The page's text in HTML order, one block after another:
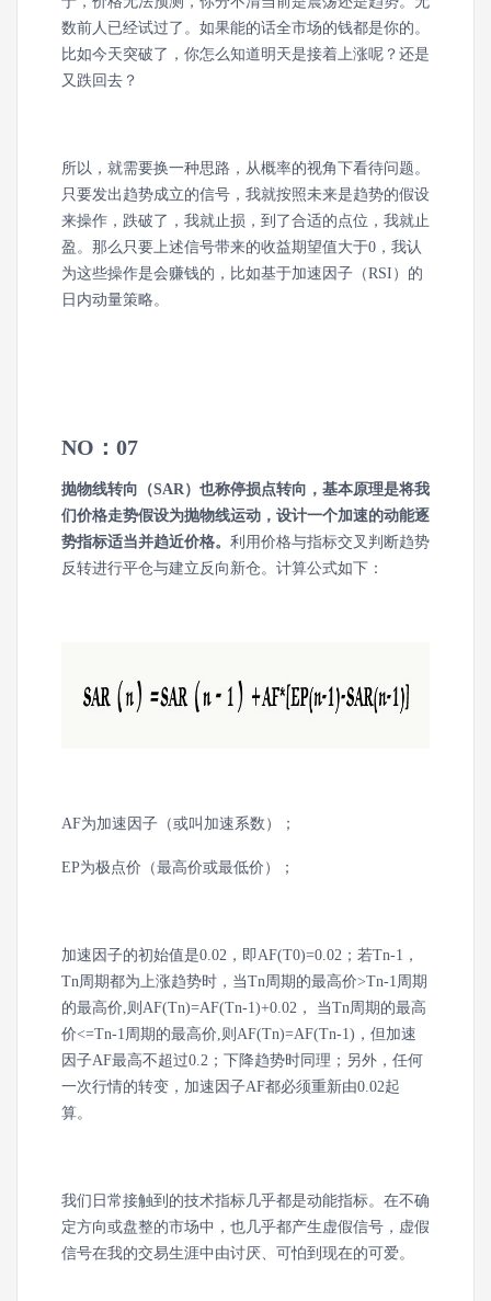
数前人已经试过了。如果能的话全市场的钱都是你的。
比如今天突破了，你怎么知道明天是接着上涨呢？还是
又跌回去？
所以，就需要换一种思路，从概率的视角下看待问题。
只要发出趋势成立的信号，我就按照未来是趋势的假设
来操作，跌破了，我就止损，到了合适的点位，我就止
盈。那么只要上述信号带来的收益期望值大于0，我认
为这些操作是会赚钱的，比如基于加速因子（RSI）的
日内动量策略。
NO：07
抛物线转向（SAR）也称停损点转向，基本原理是将我
们价格走势假设为抛物线运动，设计一个加速的动能逐
势指标适当并趋近价格。 利用价格与指标交叉判断趋势
反转进行平仓与建立反向新仓。计算公式如下：
AF为加速因子（或叫加速系数）；
EP为极点价（最高价或最低价）；
加速因子的初始值是0.02，即AF(T0)=0.02；若Tn-1，
Tn周期都为上涨趋势时，当Tn周期的最高价>Tn-1周期
的最高价,则AF(Tn)=AF(Tn-1)+0.02， 当Tn周期的最高
价<=Tn-1周期的最高价,则AF(Tn)=AF(Tn-1)，但加速
因子AF最高不超过0.2；下降趋势时同理；另外，任何
一次行情的转变，加速因子AF都必须重新由0.02起
算。
我们日常接触到的技术指标几乎都是动能指标。在不确
定方向或盘整的市场中，也几乎都产生虚假信号，虚假
信号在我的交易生涯中由讨厌、可怕到现在的可爱。